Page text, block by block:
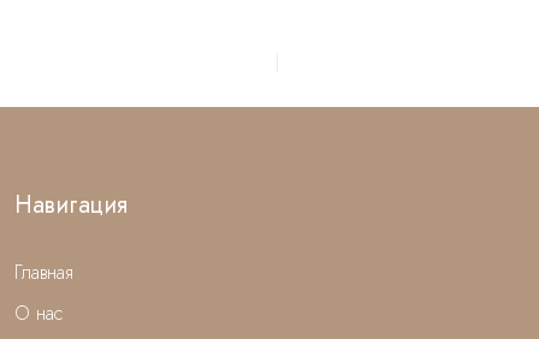
Навигация
Главная
О нас